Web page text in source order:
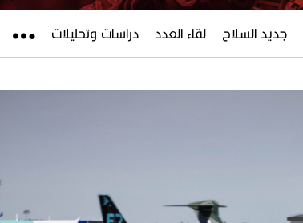
جديد السلاح لقاء العدد دراسات وتحليلات